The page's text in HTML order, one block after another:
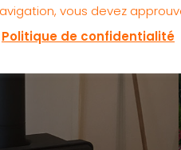
vous devez
Politique de confidentialité